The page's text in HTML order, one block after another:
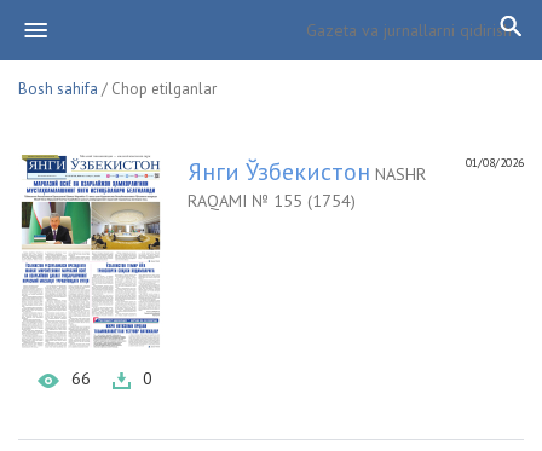
Bosh sahifa / Chop etilganlar
66 0
01/08/2026
Янги Ўзбекистон NASHR
RAQAMI № 155 (1754)